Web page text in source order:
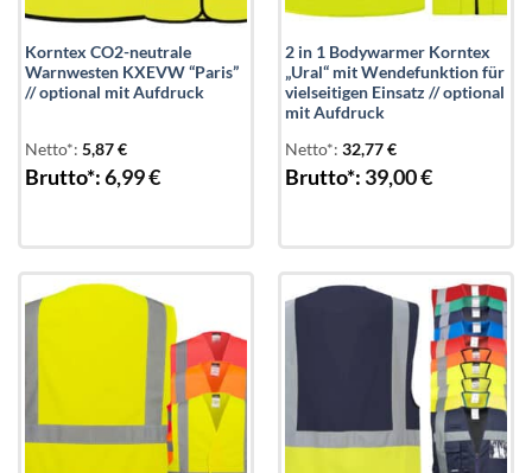
Korntex CO2-neutrale
Warnwesten KXEVW “Paris”
// optional mit Aufdruck
Netto*: 5,87€
Brutto*:6,99€
2 in 1 Bodywarmer Korntex
„Ural“ mit Wendefunktion für
vielseitigen Einsatz // optional
mit Aufdruck
Netto*: 32,77€
Brutto*: 39,00€
Add to
wishlist